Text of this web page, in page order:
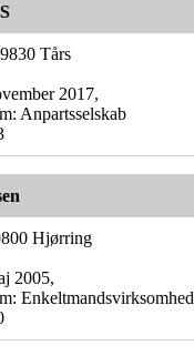
Tårs
2017,
Anpartsselskab
Hjørring
2005,
Enkeltmandsvirksomhed